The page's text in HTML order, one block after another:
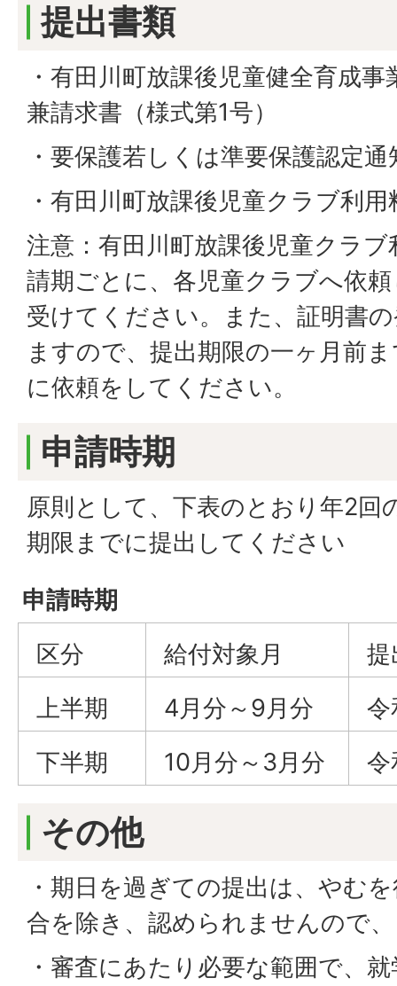
提出書類
・有田川町放課後児童健全育成
兼請求書（様式第1号）
・要保護若しくは準要保護認定
・有田川町放課後児童クラブ利
注意：有田川町放課後児童クラ
請期ごとに、各児童クラブへ依
受けてください。また、証明書
ますので、提出期限の一ヶ月前
に依頼をしてください。
申請時期
原則として、下表のとおり年2回
期限までに提出してください
申請時期
区分
給付対象月
提
上半期
4月分～9月分
下半期
10月分～3月分 令
その他
・期日を過ぎての提出は、やむ
合を除き、認められませんので
・審査にあたり必要な範囲で、